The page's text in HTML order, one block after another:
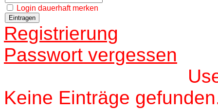
Login dauerhaft merken
Registrierung
Passwort vergessen
Keine Einträge